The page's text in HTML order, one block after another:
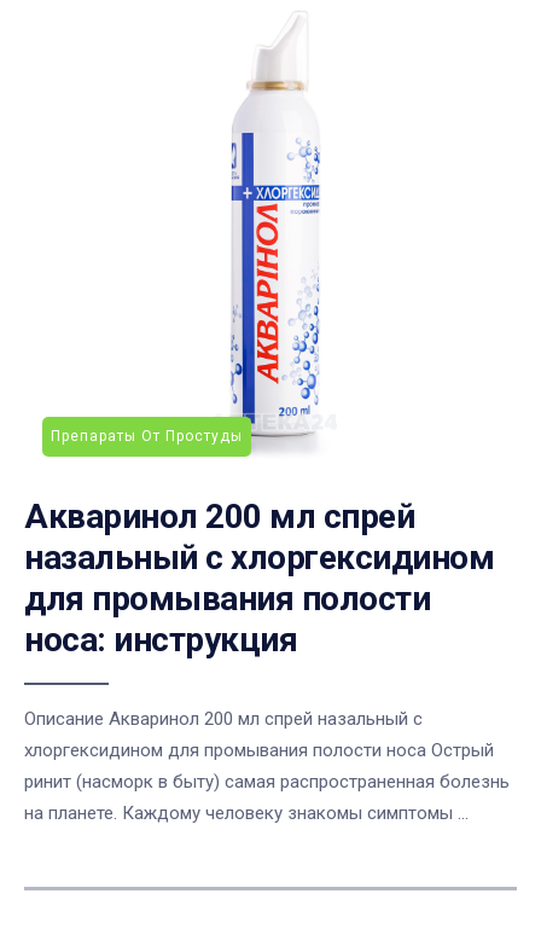
Препараты От Простуды
Акваринол 200 мл спрей
назальный с хлоргексидином
для промывания полости
носа: инструкция
Описание Акваринол 200 мл спрей назальный с
хлоргексидином для промывания полости носа Острый
ринит (насморк в быту) самая распространенная болезнь
на планете. Каждому человеку знакомы симптомы ...